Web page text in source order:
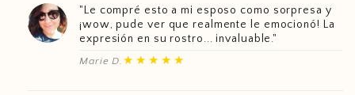
"Le compré esto a mi esposo como sorpresa y
¡wow, pude ver que realmente le emocionó! La
expresión en su rostro... invaluable."
Marie D. ★★★★★